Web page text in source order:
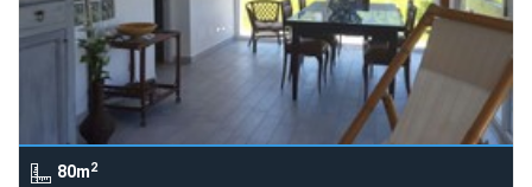
80m2